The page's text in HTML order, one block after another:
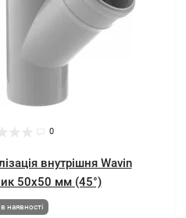
0
внутрішня Wavin
50x50 мм (45°)
наявності